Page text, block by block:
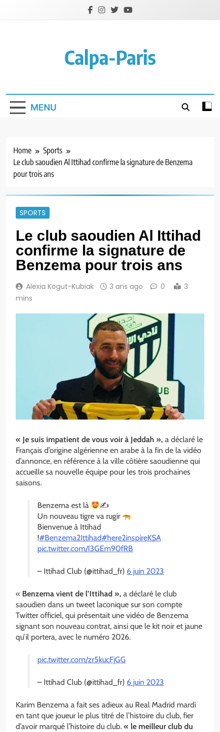
Calpa-Paris
MENU
Home
Sports
Le club saoudien Al Ittihad confirme la signature de Benzema
pour trois ans
SPORTS
Le club saoudien Al Ittihad
confirme la signature de
Benzema pour trois ans
Alexia Kogut-Kubiak 3 ans ago 0
3
mins
« Je suis impatient de vous voir à Jeddah », a déclaré le
Français d’origine algérienne en arabe à la fin de la vidéo
d’annonce, en référence à la ville côtière saoudienne qui
accueille sa nouvelle équipe pour les trois prochaines
saisons.
Benzema est là
✍
Un nouveau tigre va rugir
Bienvenue à Ittihad
!#Benzema2Ittihad#here2inspireKSA
pic.twitter.com/I3GEm90fRB
– Ittihad Club (@ittihad_fr) 6 juin 2023
« Benzema vient de l’Ittihad », a déclaré le club
saoudien dans un tweet laconique sur son compte
Twitter officiel, qui présentait une vidéo de Benzema
signant son nouveau contrat, ainsi que le kit noir et jaune
qu’il portera, avec le numéro 2026.
pic.twitter.com/zr5kucFjGG
– Ittihad Club (@ittihad_fr) 6 juin 2023
Karim Benzema a fait ses adieux au Real Madrid mardi
en tant que joueur le plus titré de l’histoire du club, fier
d’avoir marqué l’histoire du club. « le meilleur club du